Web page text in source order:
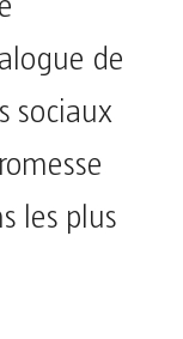
de
sociaux
les plus